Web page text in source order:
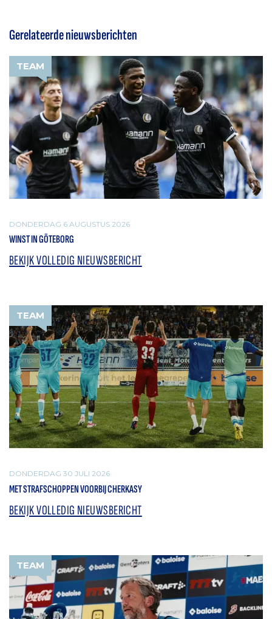
Gerelateerde nieuwsberichten
TEAM
DONDERDAG 6 AUGUSTUS 2026
WINST IN GÖTEBORG
BEKIJK VOLLEDIG NIEUWSBERICHT
TEAM
DONDERDAG 30 JULI 2026
MET STRAFSCHOPPEN VOORBIJ CHERKASY
BEKIJK VOLLEDIG NIEUWSBERICHT
TEAM